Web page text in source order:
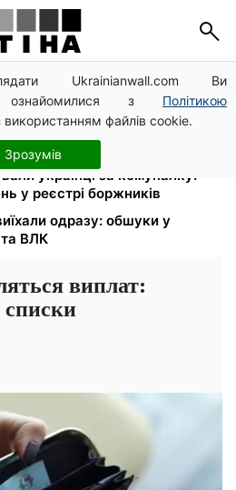
Ukrainianwall.com Ви
ознайомилися з Політикою
використанням файлів cookie.
Зрозумів
Укрзалізниця скасувала
на дорогу: кияни масово
30 грн за проїзд
українці за комуналку:
у реєстрі боржників
одразу: обшуки у
ВЛК
виплат: